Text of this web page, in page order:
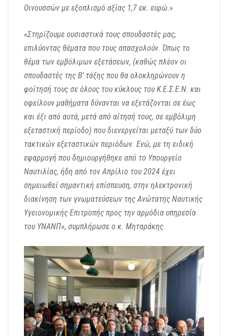
Οινουσσών με εξοπλισμό αξίας 1,7 εκ. ευρώ.»
«Στηρίζουμε ουσιαστικά τους σπουδαστές μας,
επιλύοντας θέματα που τους απασχολούν. Όπως το
θέμα των εμβόλιμων εξετάσεων, (καθώς πλέον οι
σπουδαστές της Β’ τάξης που θα ολοκληρώνουν η
φοίτησή τους σε όλους του κύκλους του Κ.Ε.Σ.Ε.Ν. και
οφείλουν μαθήματα δύνανται να εξετάζονται σε έως
και έξι από αυτά, μετά από αίτησή τους, σε εμβόλιμη
εξεταστική περίοδο) που διενεργείται μεταξύ των δύο
τακτικών εξεταστικών περιόδων. Ενώ, με τη ειδική
εφαρμογή που δημιουργήθηκε από το Υπουργείο
Ναυτιλίας, ήδη από τον Απρίλιο του 2024 έχει
σημειωθεί σημαντική επίσπευση, στην ηλεκτρονική
διακίνηση των γνωματεύσεων της Ανώτατης Ναυτικής
Υγειονομικής Επιτροπής προς την αρμόδια υπηρεσία
του ΥΝΑΝΠ», συμπλήρωσε ο κ. Μηταράκης.